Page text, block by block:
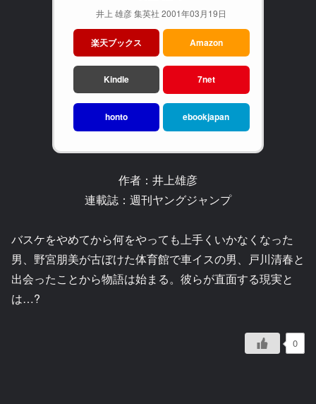
井上 雄彦 集英社 2001年03月19日
楽天ブックス Amazon
Kindle 7net
honto ebookjapan
作者：井上雄彦
連載誌：週刊ヤングジャンプ
バスケをやめてから何をやっても上手くいかなくなった
男、野宮朋美が古ぼけた体育館で車イスの男、戸川清春と
出会ったことから物語は始まる。彼らが直面する現実と
は…?
0